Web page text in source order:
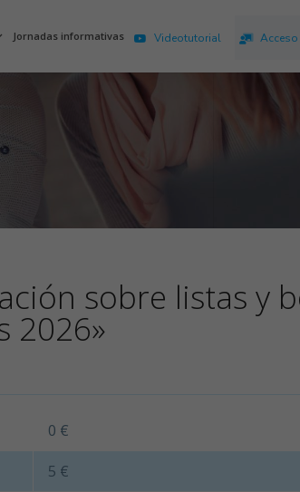
Videotutorial
Jornadas informativas
sobre listas y
2026»
0 €
5 €